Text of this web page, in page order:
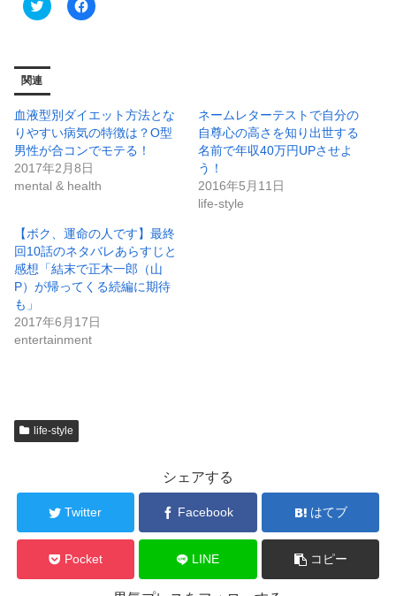
ク
リ
T
i
t
t
e
r
で
共
有
(
ウ
ィ
ン
ド
ウ
で
き
ま
す
)
F
a
有
す
る
に
は
ク
リ
て
く
だ
さ
い
(
し
い
ウ
ィ
関連
血液型別ダイエット方法とな
りやすい病気の特徴は？O型
男性が合コンでモテる！
2017年2月8日
mental & health
ネームレターテストで自分の
自尊心の高さを知り出世する
名前で年収40万円UPさせよ
う！
2016年5月11日
life-style
【ボク、運命の人です】最終
回10話のネタバレあらすじと
感想「結末で正木一郎（山
P）が帰ってくる続編に期待
も」
2017年6月17日
entertainment
life-style
シェアする
Twitter Facebook はてブ
Pocket LINE コピー